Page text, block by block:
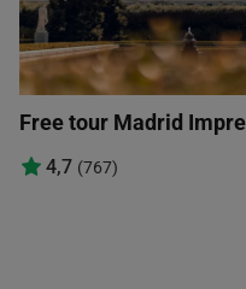
Free tour Madrid
4,7 (767)